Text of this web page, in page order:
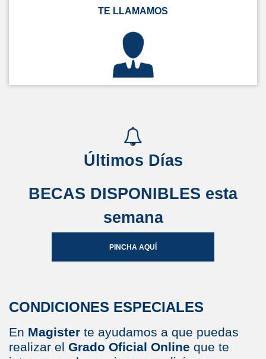
TE LLAMAMOS
Últimos Días
BECAS DISPONIBLES esta
semana
PINCHA AQUÍ
CONDICIONES ESPECIALES
En Magister te ayudamos a que puedas
realizar el Grado Oficial Online que te